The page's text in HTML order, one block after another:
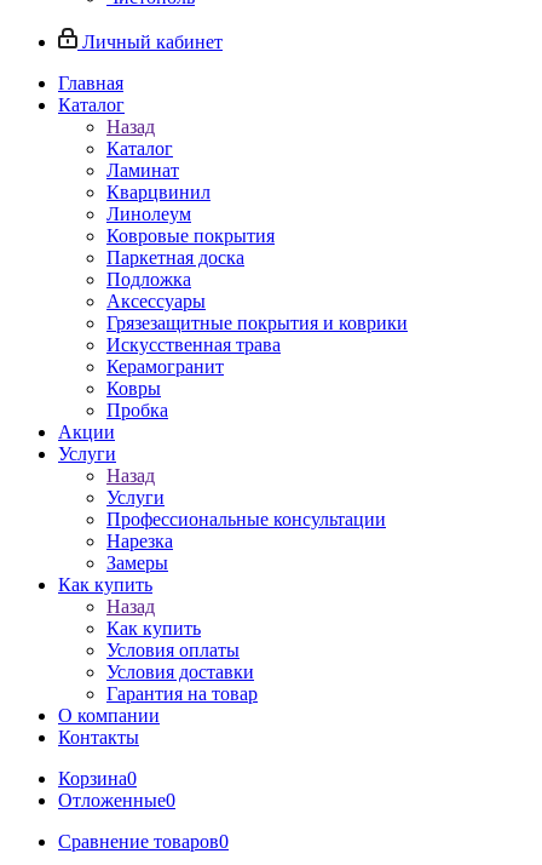
Личный кабинет
Главная
Каталог
Назад
Каталог
Ламинат
Кварцвинил
Линолеум
Ковровые покрытия
Паркетная доска
Подложка
Аксессуары
Грязезащитные покрытия и коврики
Искусственная трава
Керамогранит
Ковры
Пробка
Акции
Услуги
Назад
Услуги
Профессиональные консультации
Нарезка
Замеры
Как купить
Назад
Как купить
Условия оплаты
Условия доставки
Гарантия на товар
О компании
Контакты
Корзина0
Отложенные0
Сравнение товаров0